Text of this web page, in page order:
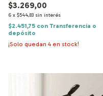
$3.269,00
6 x $544,83 sin interés
$2.451,75 con Transferencia o
depósito
¡Solo quedan 4en stock!